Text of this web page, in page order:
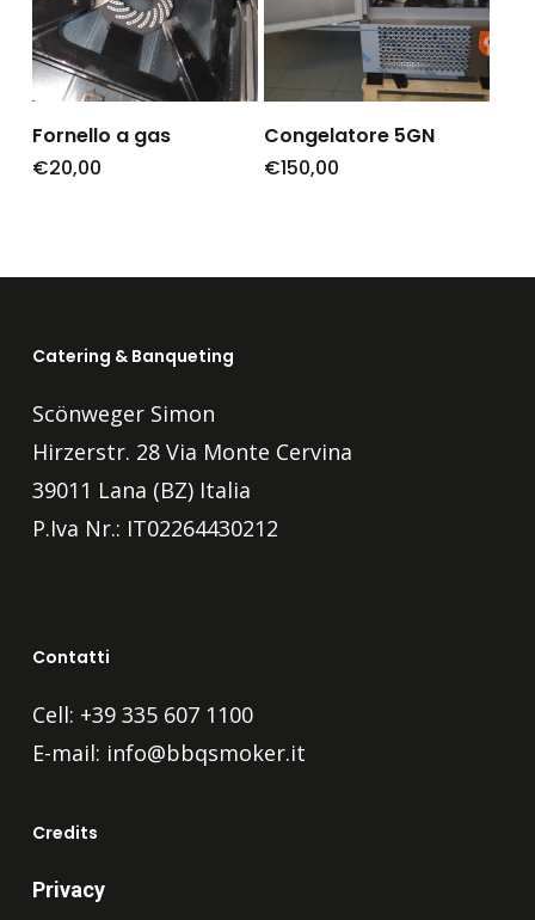
Fornello a gas
€20,00
Congelatore 5GN
€150,00
Catering & Banqueting
Scönweger Simon
Hirzerstr. 28 Via Monte Cervina
39011 Lana (BZ) Italia
P.Iva Nr.: IT02264430212
Contatti
Cell: +39 335 607 1100
E-mail: info@bbqsmoker.it
Credits
Privacy